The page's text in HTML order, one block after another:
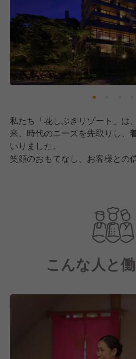
私たち「花しぶきリゾート」は
来、時代のニーズを先取りし、
いりました。
笑顔のおもてなし、お客様との
た、多彩なリゾート空間をプ
一人ひとりの感動の瞬間を創出
ぶきリゾートが追求するリゾー
これからも激しく流動する時代
えながら、革新的なサービスや
でまいります。こんな人と